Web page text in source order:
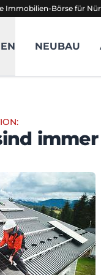
Immobilien-Börse für
BörseNEUBAU